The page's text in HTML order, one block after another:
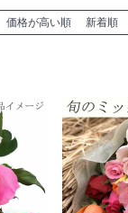
価格が高い順 新着順